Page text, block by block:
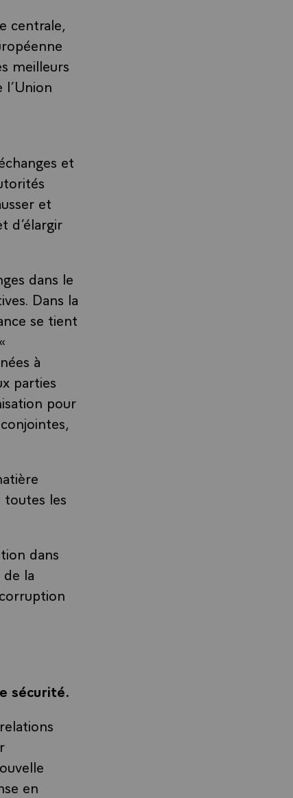
centrale,
meilleurs
et
et
d’élargir
dans le
Dans la
se tient
à
parties
pour
toutes les
dans
la
sécurité.
en